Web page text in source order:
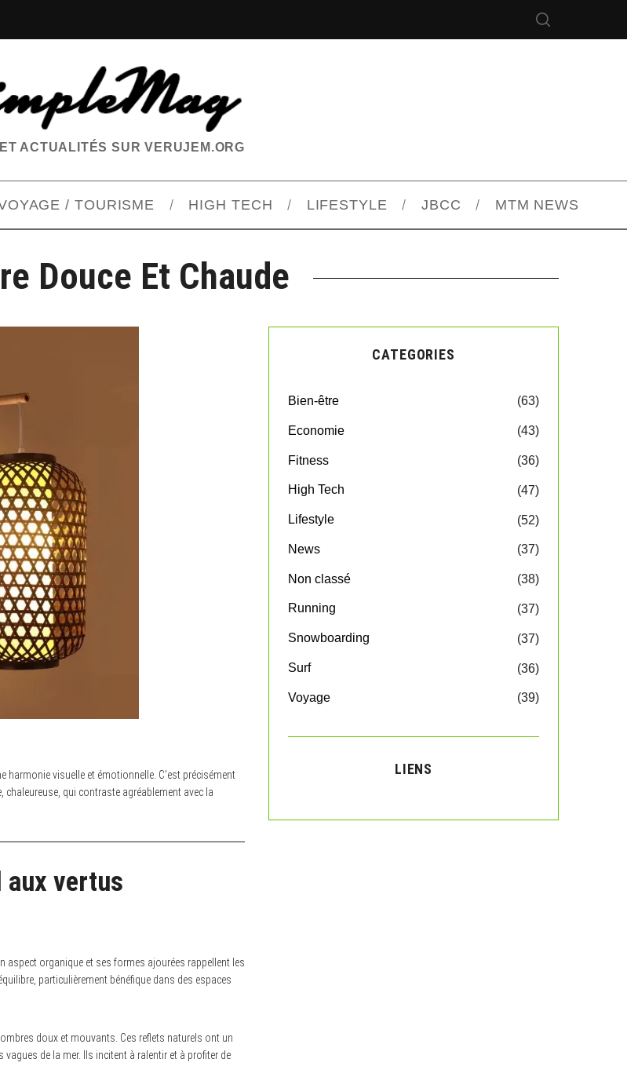
ACTUALITÉS SUR VERUJEM.ORG
/ TOURISME HIGH TECH LIFESTYLE JBCC MTM NEWS
Douce Et Chaude
harmonie visuelle et émotionnelle. C’est précisément
chaleureuse, qui contraste agréablement avec la
aux vertus
aspect organique et ses formes ajourées rappellent les
particulièrement bénéfique dans des espaces
doux et mouvants. Ces reflets naturels ont un
de la mer. Ils incitent à ralentir et à profiter de
CATEGORIES
Bien-être (63)
Economie (43)
Fitness (36)
High Tech (47)
Lifestyle (52)
News (37)
Non classé (38)
Running (37)
Snowboarding (37)
Surf (36)
Voyage (39)
LIENS